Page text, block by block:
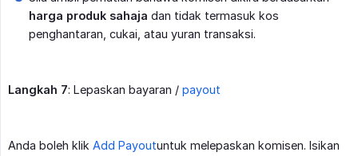
harga produk sahaja dan tidak termasuk kos
penghantaran, cukai, atau yuran transaksi.
Langkah 7: Lepaskan bayaran / payout
Anda boleh klik Add Payoutuntuk melepaskan komisen. Isikan